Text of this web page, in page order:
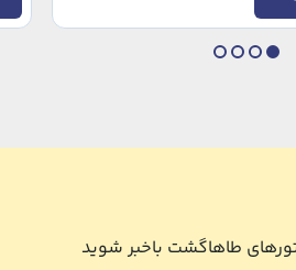
تورهای طاهاگشت باخبر شوید